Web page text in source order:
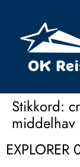
Stikkord:
middelhav
EXPLORER